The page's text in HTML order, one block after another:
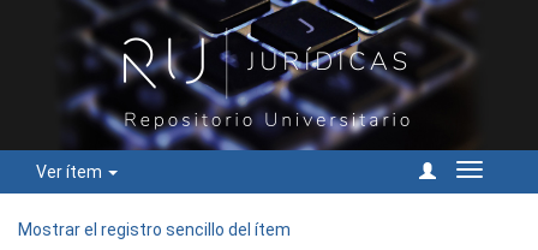
Ver ítem
Cambiar
Mostrar el registro sencillo del ítem